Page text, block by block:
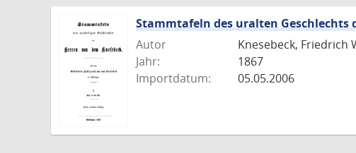
Stammtafeln des uralten Geschlechts
Autor
Knesebeck, Friedrich
Jahr:
1867
Importdatum:
05.05.2006